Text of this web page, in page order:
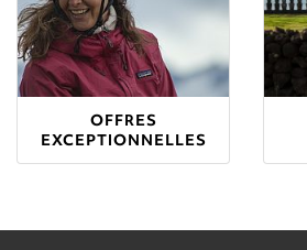
OFFRES
EXCEPTIONNELLES